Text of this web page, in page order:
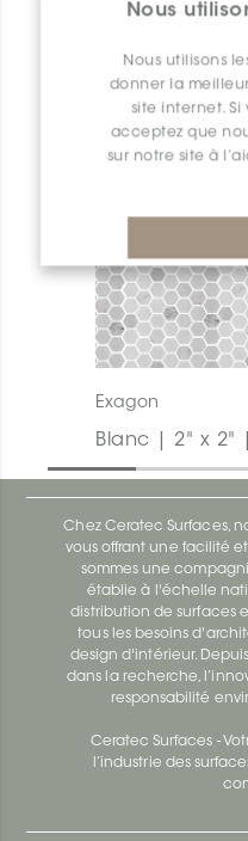
Nous
Nous utilisons
donner la
site internet. Si
acceptez que
sur notre site à
Exagon
Blanc | 2" x 2"
Chez Ceratec Surfaces,
vous offrant une facilité
sommes une
établie à l'échelle
distribution de surfaces
tous les besoins
design d'intérieur.
dans la recherche,
responsabilité
Ceratec Surfaces -
l’industrie des